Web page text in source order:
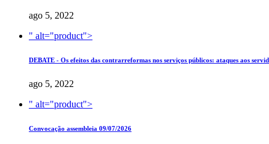
ago 5, 2022
" alt="product">
DEBATE - Os efeitos das contrarreformas nos serviços públicos: ataques aos
ago 5, 2022
" alt="product">
Convocação assembleia 09/07/2026